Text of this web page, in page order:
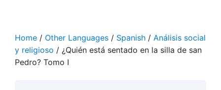
Home / Other Languages / Spanish / Análisis social
y religioso / ¿Quién está sentado en la silla de san
Pedro? Tomo I